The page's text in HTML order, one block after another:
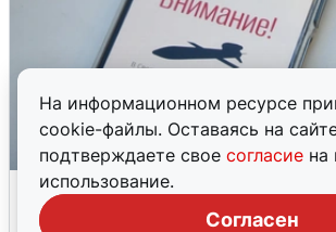
На информационном ресурсе
cookie-файлы. Оставаясь на
подтверждаете свое согласие на
использование.
Согласен
Ракетная опасность в
области: что известно